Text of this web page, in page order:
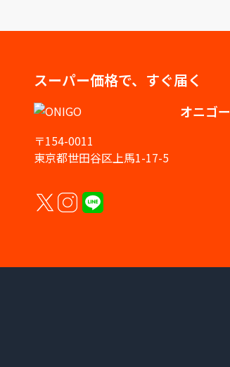
スーパー価格で、すぐ届く
オニゴー
〒154-0011
東京都世田谷区上馬1-17-5